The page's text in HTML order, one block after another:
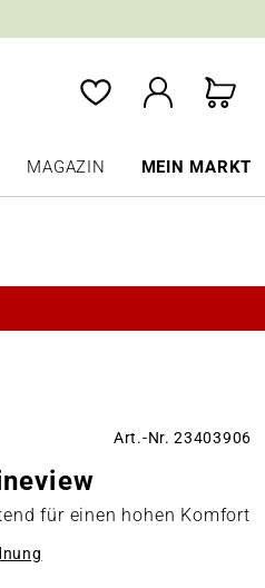
MAGAZIN MEIN MARKT
Art.-Nr. 23403906
für einen hohen Komfort